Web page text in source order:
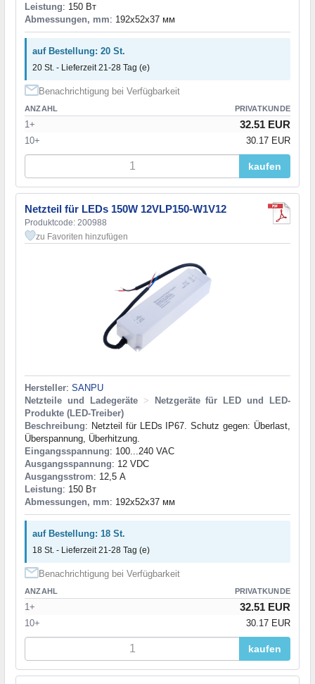
Leistung: 150 Вт
Abmessungen, mm: 192x52x37 мм
auf Bestellung: 20 St.
20 St. - Lieferzeit 21-28 Tag (e)
Benachrichtigung bei Verfügbarkeit
ANZAHL PRIVATKUNDE
1+ 32.51 EUR
10+ 30.17 EUR
kaufen
Netzteil für LEDs 150W 12VLP150-W1V12
Produktcode: 200988
zu Favoriten hinzufügen
Hersteller: SANPU
Netzteile und Ladegeräte
>
Netzgeräte für LED und LED-
Produkte (LED-Treiber)
Beschreibung: Netzteil für LEDs IP67. Schutz gegen: Überlast,
Überspannung, Überhitzung.
Eingangsspannung: 100...240 VAC
Ausgangsspannung: 12 VDC
Ausgangsstrom: 12,5 А
Leistung: 150 Вт
Abmessungen, mm: 192x52x37 мм
auf Bestellung: 18 St.
18 St. - Lieferzeit 21-28 Tag (e)
Benachrichtigung bei Verfügbarkeit
ANZAHL PRIVATKUNDE
1+ 32.51 EUR
10+ 30.17 EUR
kaufen